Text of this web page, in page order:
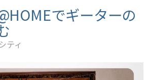
でギーターの
ティ